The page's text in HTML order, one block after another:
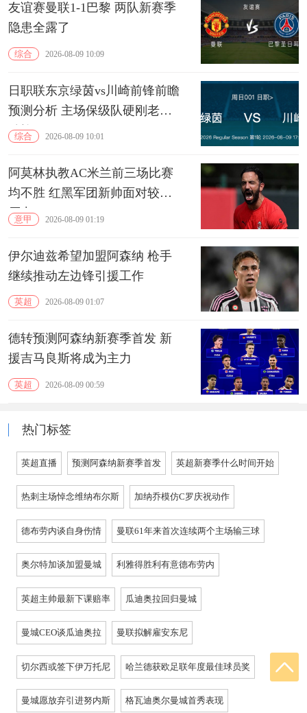
友谊赛曼联1-1巴黎 两队新赛季
隐患全露了
综合 2026-08-09 10:09
日职联东京绿茵vs川崎前锋前瞻
预测分析 主场保级队硬刚老牌
劲旅
综合 2026-08-09 10:01
阿莫林执教AC米兰前三场比赛
均不胜 红黑军团新帅面对较大
压力
意甲 2026-08-09 01:19
伊尔迪兹希望加盟阿森纳 枪手
继续推动左边锋引援工作
英超 2026-08-09 01:07
德转预测阿森纳新赛季首发 新
援吉马良斯将成为主力
英超 2026-08-09 00:59
热门标签
英超直播 预测阿森纳新赛季首发 英超新赛季什么时间开始
热刺主场悼念维纳布尔斯 加纳乔模仿C罗庆祝动作
德布劳内谈自身伤情 曼联61年来首次连续两个主场输三球
奥尔特加谈加盟曼城 利雅得胜利有意德布劳内
英超主帅最新下课赔率 瓜迪奥拉回归曼城
曼城CEO谈瓜迪奥拉 曼联拟解雇安东尼
切尔西或签下伊万托尼 哈兰德获欧足联年度最佳球员奖
曼城愿放弃引进努内斯 格瓦迪奥尔曼城首秀表现